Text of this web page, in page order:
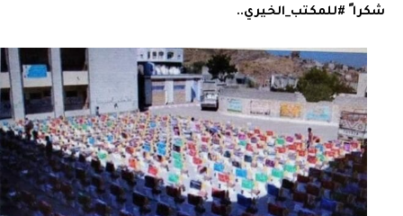
شكرا ً #للمكتب_الخيري..